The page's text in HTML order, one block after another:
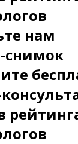
нам
снимок